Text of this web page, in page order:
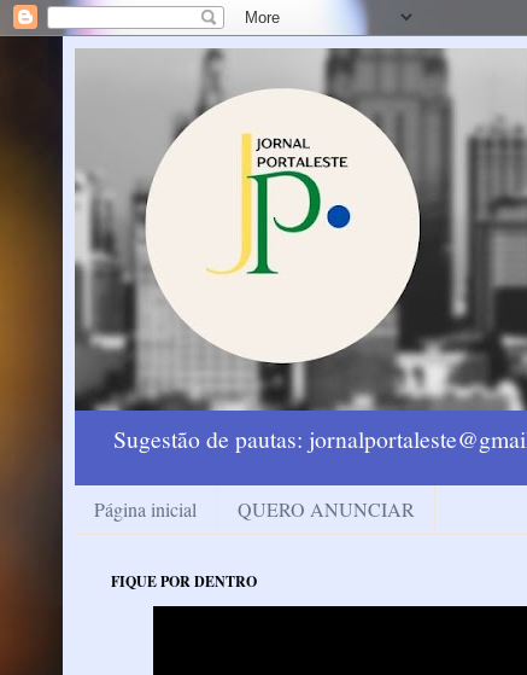
Sugestão de pautas:
Página inicial QUERO ANUNCIAR
FIQUE POR DENTRO